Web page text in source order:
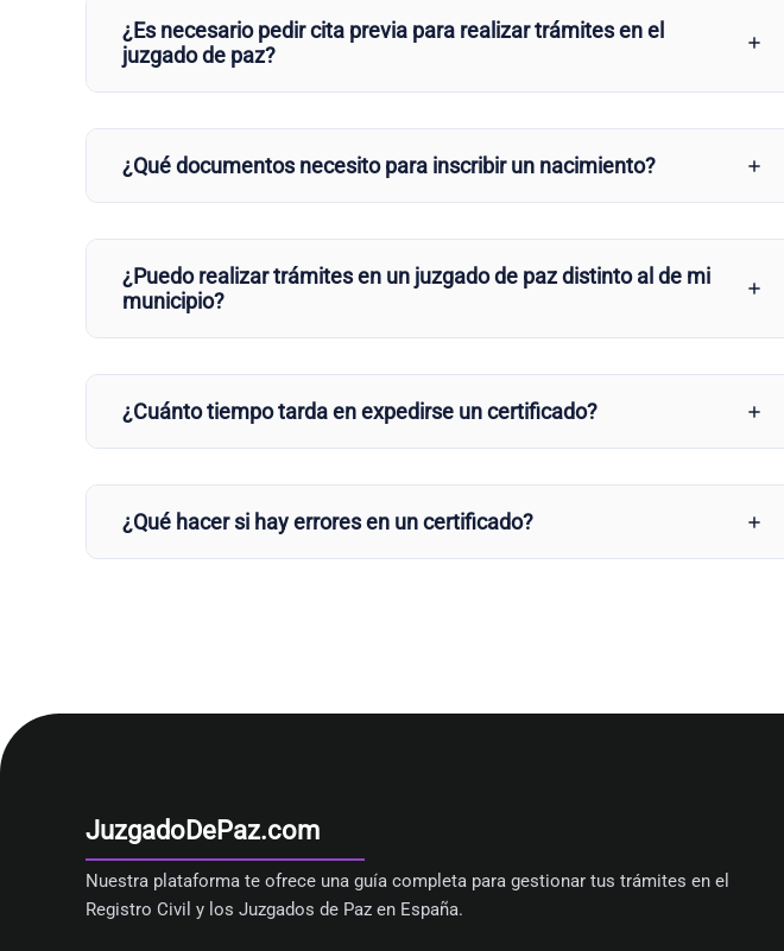
¿Es necesario pedir cita previa para realizar trámites en el
juzgado de paz?
¿Qué documentos necesito para inscribir un nacimiento?
¿Puedo realizar trámites en un juzgado de paz distinto al de mi
municipio?
¿Cuánto tiempo tarda en expedirse un certificado?
¿Qué hacer si hay errores en un certificado?
JuzgadoDePaz.com
Nuestra plataforma te ofrece una guía completa para gestionar tus trámites en el
Registro Civil y los Juzgados de Paz en España.